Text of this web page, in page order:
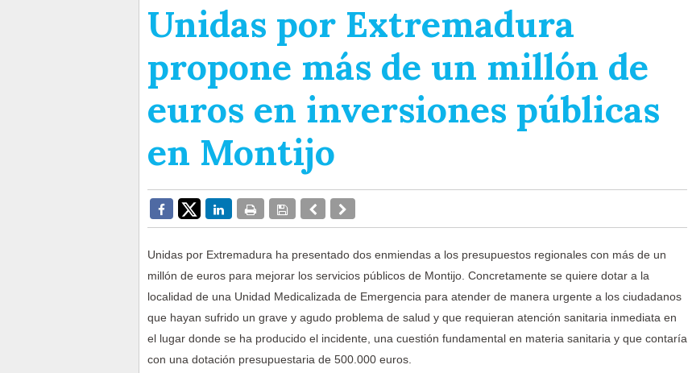
Unidas por Extremadura
propone más de un millón de
euros en inversiones públicas
en Montijo
Unidas por Extremadura ha presentado dos enmiendas a los presupuestos regionales con más de un
millón de euros para mejorar los servicios públicos de Montijo. Concretamente se quiere dotar a la
localidad de una Unidad Medicalizada de Emergencia para atender de manera urgente a los ciudadanos
que hayan sufrido un grave y agudo problema de salud y que requieran atención sanitaria inmediata en
el lugar donde se ha producido el incidente, una cuestión fundamental en materia sanitaria y que contaría
con una dotación presupuestaria de 500.000 euros.